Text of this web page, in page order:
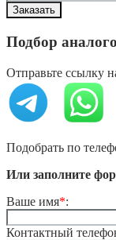
Подбор
Отправьте ссылку
Подобрать по
Или заполните
Ваше имя*:
Контактный